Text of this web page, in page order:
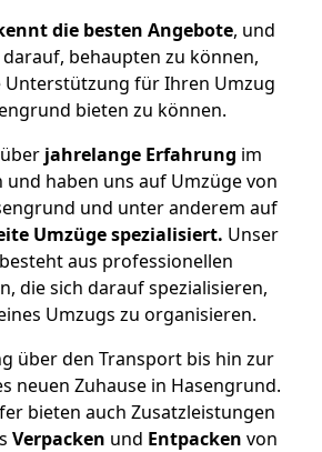
die besten Angebote, und
behaupten zu können,
Unterstützung für Ihren Umzug
bieten zu können.
jahrelange Erfahrung im
und haben uns auf Umzüge von
und unter anderem auf
Umzüge spezialisiert. Unser
aus professionellen
die sich darauf spezialisieren,
Umzugs zu organisieren.
über den Transport bis hin zur
neuen Zuhause in Hasengrund.
bieten auch Zusatzleistungen
Verpacken und Entpacken von